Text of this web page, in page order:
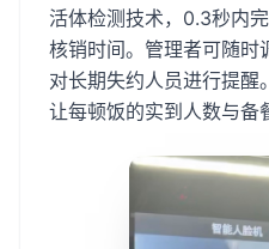
活体检测技术，0.3秒内
核销时间。管理者可随时
对长期失约人员进行提醒
让每顿饭的实到人数与备